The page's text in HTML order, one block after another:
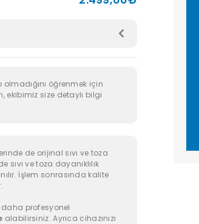
öğrenmek için
ekibimiz size detaylı bilgi
de orijinal sıvı ve toza
sıvı ve toza dayanıklılık
İşlem sonrasında kalite
daha profesyonel
alabilirsiniz. Ayrıca cihazınızı